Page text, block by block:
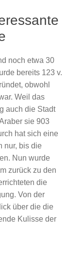
noch etwa 30
bereits 123 v.
obwohl
Weil das
auch die Stadt
sie 903
hat sich eine
nur, bis die
Nun wurde
zurück zu den
die
Von der
über die die
Kulisse der